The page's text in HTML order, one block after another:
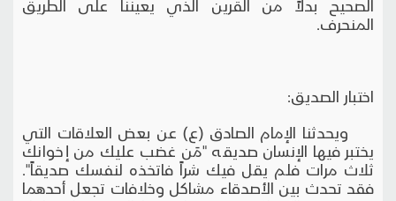
الصحيح بدلاً من القرين الذي يعيننا على الطريق
المنحرف.
اختبار الصديق:
ويحدثنا الإمام الصادق (ع) عن بعض العلاقات التي
يختبر فيها الإنسان صديقه "مَن غضب عليك من إخوانك
ثلاث مرات فلم يقل فيك شراً فاتخذه لنفسك صديقاً".
فقد تحدث بين الأصدقاء مشاكل وخلافات تجعل أحدهما